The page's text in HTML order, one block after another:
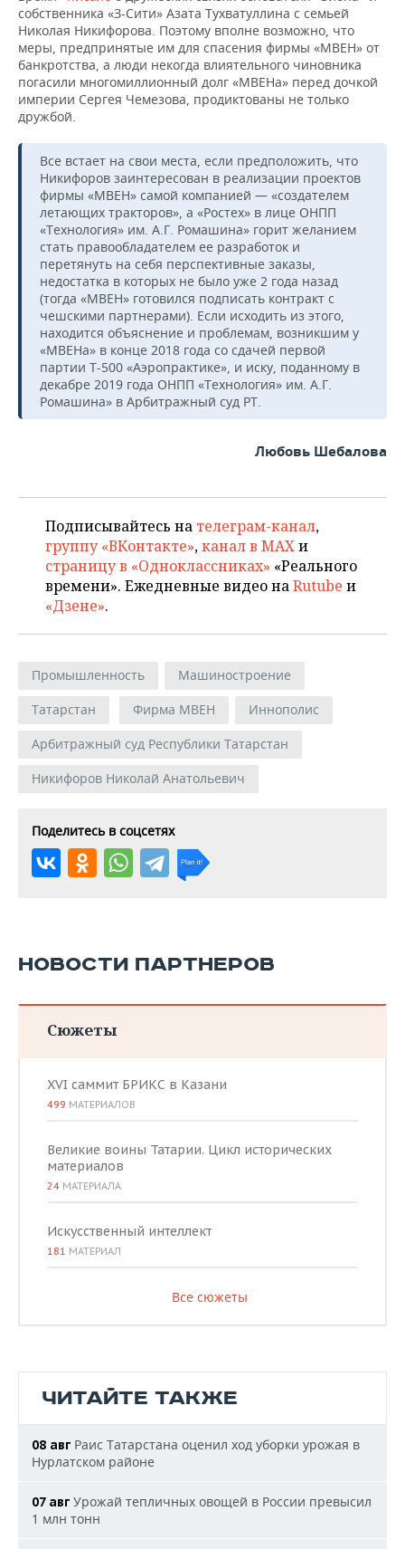
собственника «З-Сити» Азата Тухватуллина с семьей
Николая Никифорова. Поэтому вполне возможно, что
меры, предпринятые им для спасения фирмы «МВЕН» от
банкротства, а люди некогда влиятельного чиновника
погасили многомиллионный долг «МВЕНа» перед дочкой
империи Сергея Чемезова, продиктованы не только
дружбой.
Все встает на свои места, если предположить, что
Никифоров заинтересован в реализации проектов
фирмы «МВЕН» самой компанией — «создателем
летающих тракторов», а «Ростех» в лице ОНПП
«Технология» им. А.Г. Ромашина» горит желанием
стать правообладателем ее разработок и
перетянуть на себя перспективные заказы,
недостатка в которых не было уже 2 года назад
(тогда «МВЕН» готовился подписать контракт с
чешскими партнерами). Если исходить из этого,
находится объяснение и проблемам, возникшим у
«МВЕНа» в конце 2018 года со сдачей первой
партии Т-500 «Аэропрактике», и иску, поданному в
декабре 2019 года ОНПП «Технология» им. А.Г.
Ромашина» в Арбитражный суд РТ.
Любовь Шебалова
Подписывайтесь на телеграм-канал,
группу «ВКонтакте»,канал в MAXи
страницу в «Одноклассниках» «Реального
времени». Ежедневные видео наRutube и
«Дзене».
Промышленность
Машиностроение
Татарстан
Фирма МВЕН
Иннополис
Арбитражный суд Республики Татарстан
Никифоров Николай Анатольевич
Поделитесь в соцсетях
НОВОСТИ ПАРТНЕРОВ
Сюжеты
XVI саммит БРИКС в Казани
499 МАТЕРИАЛОВ
Великие воины Татарии. Цикл исторических
материалов
24 МАТЕРИАЛА
Искусственный интеллект
181 МАТЕРИАЛ
Все сюжеты
ЧИТАЙТЕ ТАКЖЕ
08 авг Раис Татарстана оценил ход уборки урожая в
Нурлатском районе
07 авг Урожай тепличных овощей в России превысил
1 млн тонн